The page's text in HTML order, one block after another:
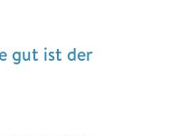
gut ist der